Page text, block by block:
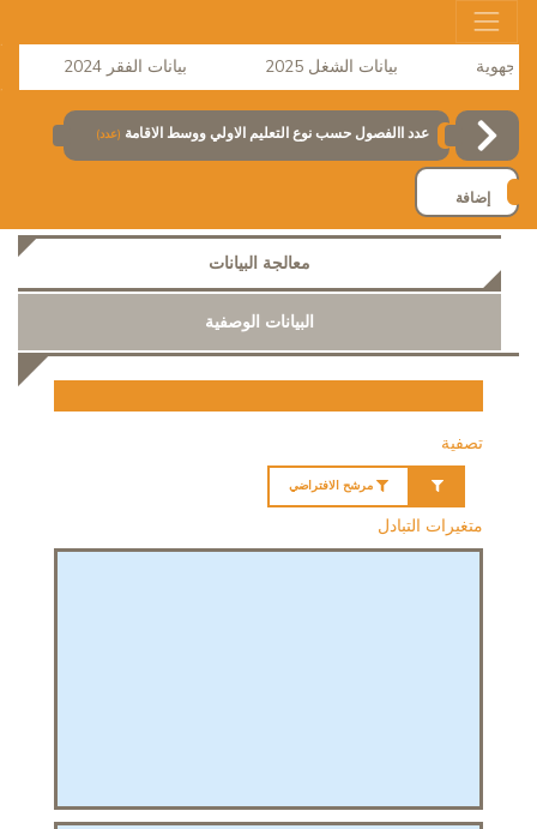
بيانات الشغل 2025 بيانات الفقر 2024
عدد االفصول حسب نوع التعليم الاولي ووسط الاقامة (عدد)
إضافة
معالجة البيانات
البيانات الوصفية
تصفية
مرشح الافتراضي
متغيرات التبادل